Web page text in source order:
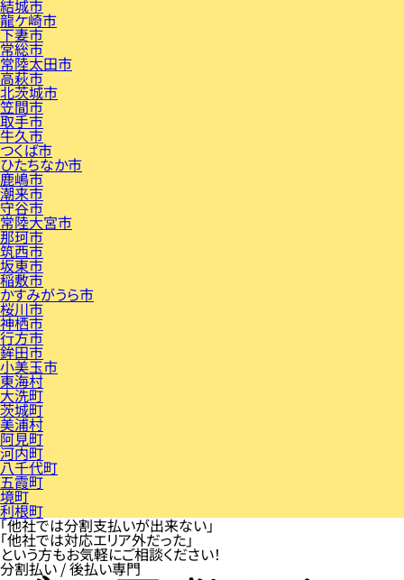
結城市
龍ケ崎市
下妻市
常総市
常陸太田市
高萩市
北茨城市
笠間市
取手市
牛久市
つくば市
ひたちなか市
鹿嶋市
潮来市
守谷市
常陸大宮市
那珂市
筑西市
坂東市
稲敷市
かすみがうら市
桜川市
神栖市
行方市
鉾田市
小美玉市
東海村
大洗町
茨城町
美浦村
阿見町
河内町
八千代町
五霞町
境町
利根町
「他社では分割支払いが出来ない」
「他社では対応エリア外だった」
という方もお気軽にご相談ください！
分割払い / 後払い専門